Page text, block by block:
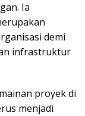
Ia
demi
infrastruktur
proyek di
menjadi